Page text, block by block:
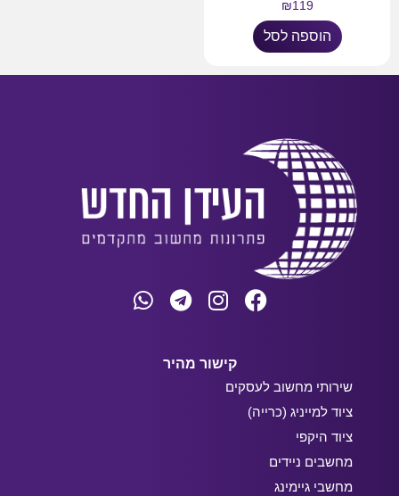
₪119
הוספה לסל
קישור מהיר
שירותי מחשוב לעסקים
ציוד למייניג (כרייה)
ציוד היקפי
מחשבים ניידים
מחשבי גיימינג